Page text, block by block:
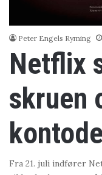
Peter Engels Ryming
Netflix
skruen
Fra 21. juli indfører